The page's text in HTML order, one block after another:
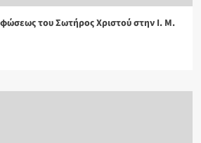
του Σωτήρος Χριστού στην Ι. Μ.